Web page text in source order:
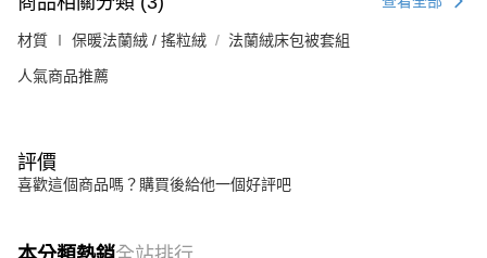
材質 ∣ 保暖法蘭絨 / 搖粒絨 法蘭絨床包被套組
人氣商品推薦
評價
喜歡這個商品嗎？購買後給他一個好評吧